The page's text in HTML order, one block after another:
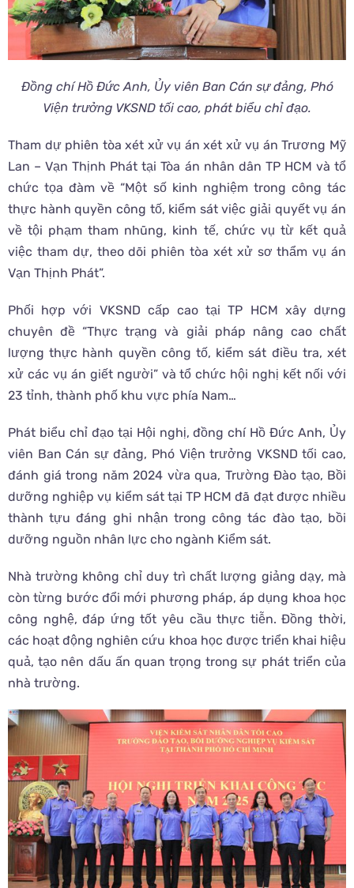
Đồng chí Hồ Đức Anh, Ủy viên Ban Cán sự đảng, Phó
Viện trưởng VKSND tối cao, phát biểu chỉ đạo.
Tham dự phiên tòa xét xử vụ án xét xử vụ án Trương Mỹ
Lan – Vạn Thịnh Phát tại Tòa án nhân dân TP HCM và tổ
chức tọa đàm về “Một số kinh nghiệm trong công tác
thực hành quyền công tố, kiểm sát việc giải quyết vụ án
về tội phạm tham nhũng, kinh tế, chức vụ từ kết quả
việc tham dự, theo dõi phiên tòa xét xử sơ thẩm vụ án
Vạn Thịnh Phát”.
Phối hợp với VKSND cấp cao tại TP HCM xây dựng
chuyên đề “Thực trạng và giải pháp nâng cao chất
lượng thực hành quyền công tố, kiểm sát điều tra, xét
xử các vụ án giết người” và tổ chức hội nghị kết nối với
23 tỉnh, thành phố khu vực phía Nam…
Phát biểu chỉ đạo tại Hội nghị, đồng chí Hồ Đức Anh, Ủy
viên Ban Cán sự đảng, Phó Viện trưởng VKSND tối cao,
đánh giá trong năm 2024 vừa qua, Trường Đào tạo, Bồi
dưỡng nghiệp vụ kiểm sát tại TP HCM đã đạt được nhiều
thành tựu đáng ghi nhận trong công tác đào tạo, bồi
dưỡng nguồn nhân lực cho ngành Kiểm sát.
Nhà trường không chỉ duy trì chất lượng giảng dạy, mà
còn từng bước đổi mới phương pháp, áp dụng khoa học
công nghệ, đáp ứng tốt yêu cầu thực tiễn. Đồng thời,
các hoạt động nghiên cứu khoa học được triển khai hiệu
quả, tạo nên dấu ấn quan trọng trong sự phát triển của
nhà trường.